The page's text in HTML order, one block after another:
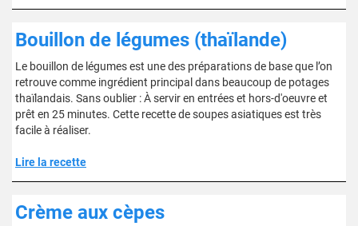
Bouillon de légumes (thaïlande)
Le bouillon de légumes est une des préparations de base que l’on
retrouve comme ingrédient principal dans beaucoup de potages
thaïlandais. Sans oublier : À servir en entrées et hors-d'oeuvre et
prêt en 25 minutes. Cette recette de soupes asiatiques est très
facile à réaliser.
Lire la recette
Crème aux cèpes